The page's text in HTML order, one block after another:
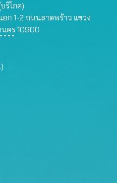
ริโภค)
ยก 1-2 ถนนลาดพร้าว แขวง
นคร 10900